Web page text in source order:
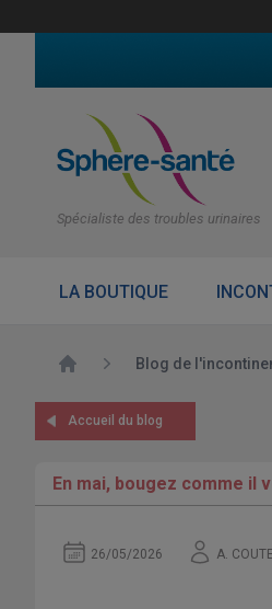
Spécialiste des troubles urinaires
LA BOUTIQUE
Accueil Blog de
Accueil du blog
En mai, bougez comme il
26/05/2026 A.